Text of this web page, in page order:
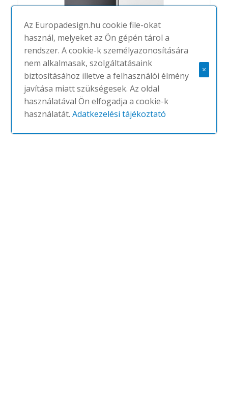
Moow
#ABSTRACTA
Az Europadesign.hu cookie file-okat
használ, melyeket az Ön gépén tárol a
rendszer. A cookie-k személyazonosítására
nem alkalmasak, szolgáltatásaink
biztosításához illetve a felhasználói élmény
javítása miatt szükségesek. Az oldal
használatával Ön elfogadja a cookie-k
használatát.Adatkezelési tájékoztató
×